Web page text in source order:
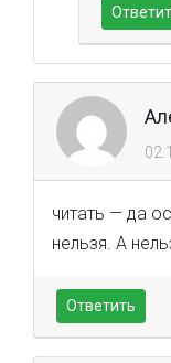
читать — да
нельзя. А
Ответить